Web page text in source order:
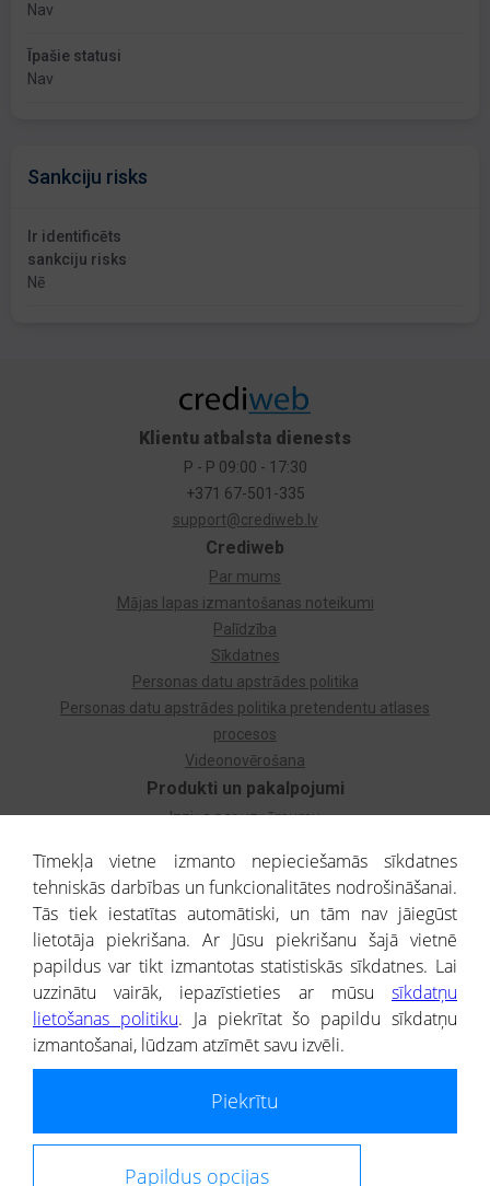
Nav
Īpašie statusi
Nav
Sankciju risks
Ir identificēts
sankciju risks
Nē
Produkti un pakalpojumi
Izziņa par uzņēmumu
Dzimtas koks
Uzņēmumu atlase
Monitorings
Kredītizziņa par ārvalstu uzņēmumiem
Crediweb
Par mums
Mājas lapas izmantošanas noteikumi
Palīdzība
Sīkdatnes
Personas datu apstrādes politika
Personas datu apstrādes politika pretendentu atlases
procesos
Videonovērošana
Klientu atbalsta dienests
P - P 09:00 - 17:30
+371 67-501-335
support@crediweb.lv
® CREDITREFORM Latvija
SIA
Portāla ietvaros saņemtajai informācijai ir uzziņas raksturs, un tai nav
atbildīgs par fizisko personu datu aizsardzības tiesiskā regulējuma, kā arī
Tīmekļa vietne izmanto nepieciešamās sīkdatnes
tehniskās darbības un funkcionalitātes nodrošināšanai.
Tās tiek iestatītas automātiski, un tām nav jāiegūst
lietotāja piekrišana. Ar Jūsu piekrišanu šajā vietnē
papildus var tikt izmantotas statistiskās sīkdatnes. Lai
uzzinātu vairāk, iepazīstieties ar mūsu sīkdatņu
lietošanas politiku. Ja piekrītat šo papildu sīkdatņu
izmantošanai, lūdzam atzīmēt savu izvēli.
Piekrītu
Papildus opcijas